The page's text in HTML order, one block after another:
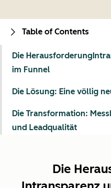
Die
Table of Contents
Die
im Funnel
Die Lösung: Eine völlig
Die Transformation:
und Leadqualität